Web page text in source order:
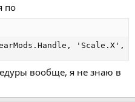
по
'Scale.X',
вообще, я не знаю в